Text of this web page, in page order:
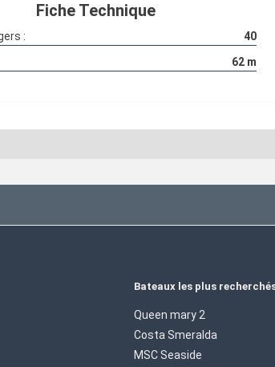
Fiche Technique
: 40
62 m
Bateaux les plus
Queen mary 2
Costa Smeralda
MSC Seaside